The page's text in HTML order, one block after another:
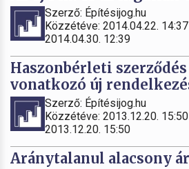
Szerző: Építésijog.hu
Közzétéve: 2014.04.22.
2014.04.30. 12:39
Haszonbérleti
vonatkozó új
Szerző: Építésijog.hu
Közzétéve: 2013.12.20.
2013.12.20. 15:50
Aránytalanul alacsony